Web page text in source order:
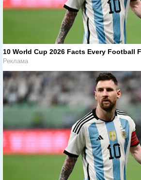
10 World Cup 2026 Facts Every Football
Реклама